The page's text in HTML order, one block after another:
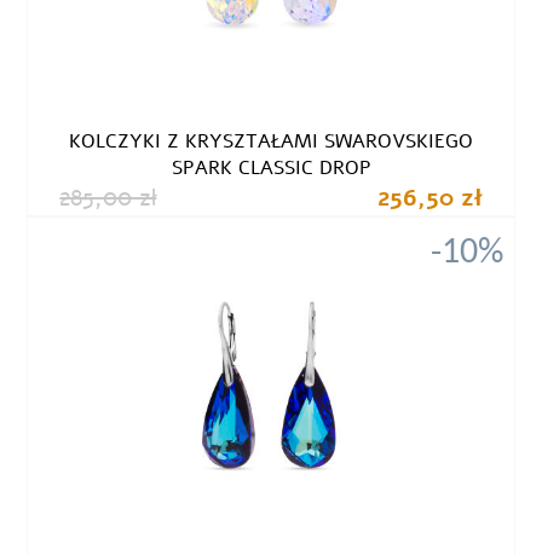
KOLCZYKI Z KRYSZTAŁAMI SWAROVSKIEGO
SPARK CLASSIC DROP
285,00 zł 256,50 zł
-10%